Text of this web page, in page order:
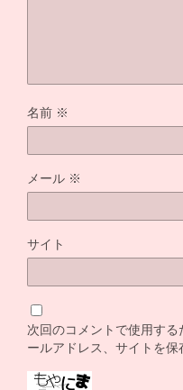
名前 ※
メール ※
サイト
次回のコメントで使用す
ールアドレス、サイトを保